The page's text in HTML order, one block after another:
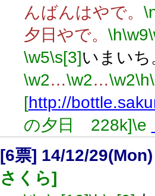
んばんはやで。
夕日やで。 \h\w9
\w5\s[3]いまいち
\w2…\w2…\w2\h
[http://
の夕日 228k]\e
[6票] 14/12/
さくら]